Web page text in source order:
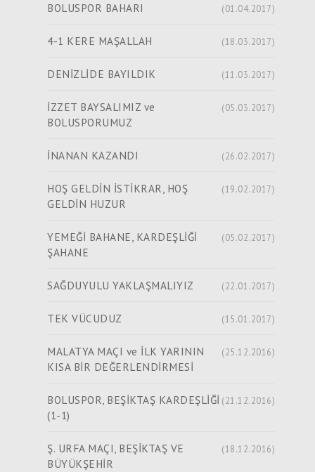
BOLUSPOR BAHARI (01.04.2017)
4-1 KERE MAŞALLAH (18.03.2017)
DENİZLİDE BAYILDIK (11.03.2017)
İZZET BAYSALIMIZ ve
BOLUSPORUMUZ
(05.03.2017)
İNANAN KAZANDI (26.02.2017)
HOŞ GELDİN İSTİKRAR, HOŞ
GELDİN HUZUR
(19.02.2017)
YEMEĞİ BAHANE, KARDEŞLİĞİ
ŞAHANE
(05.02.2017)
SAĞDUYULU YAKLAŞMALIYIZ (22.01.2017)
TEK VÜCUDUZ (15.01.2017)
MALATYA MAÇI ve İLK YARININ
KISA BİR DEĞERLENDİRMESİ
(25.12.2016)
BOLUSPOR, BEŞİKTAŞ KARDEŞLİĞİ
(1-1)
(21.12.2016)
Ş. URFA MAÇI, BEŞİKTAŞ VE
BÜYÜKŞEHİR
(18.12.2016)